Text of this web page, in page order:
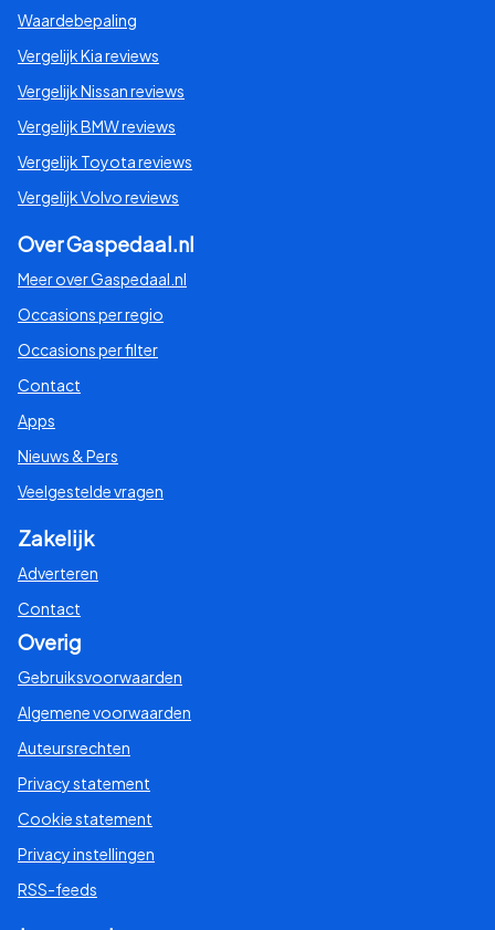
Waardebepaling
Vergelijk Kia reviews
Vergelijk Nissan reviews
Vergelijk BMW reviews
Vergelijk Toyota reviews
Vergelijk Volvo reviews
Over Gaspedaal.nl
Meer over Gaspedaal.nl
Occasions per regio
Occasions per filter
Contact
Apps
Nieuws & Pers
Veelgestelde vragen
Zakelijk
Adverteren
Contact
Overig
Gebruiksvoorwaarden
Algemene voorwaarden
Auteursrechten
Privacy statement
Cookie statement
Privacy instellingen
RSS-feeds